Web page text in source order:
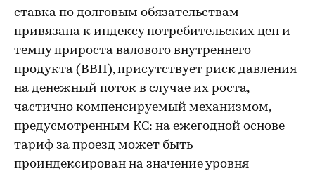
ставка по долговым обязательствам
привязана к индексу потребительских цен и
темпу прироста валового внутреннего
продукта (ВВП), присутствует риск давления
на денежный поток в случае их роста,
частично компенсируемый механизмом,
предусмотренным КС: на ежегодной основе
тариф за проезд может быть
проиндексирован на значение уровня